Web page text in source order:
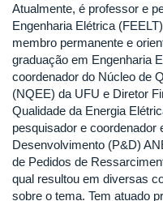
Atualmente, é professor e
Engenharia Elétrica
membro permanente e
graduação em Engenharia
coordenador do Núcleo de
(NQEE) da UFU e Diretor
Qualidade da Energia
pesquisador e coordenador
Desenvolvimento (P&D)
de Pedidos de
qual resultou em diversas
sobre o tema. Tem atuado